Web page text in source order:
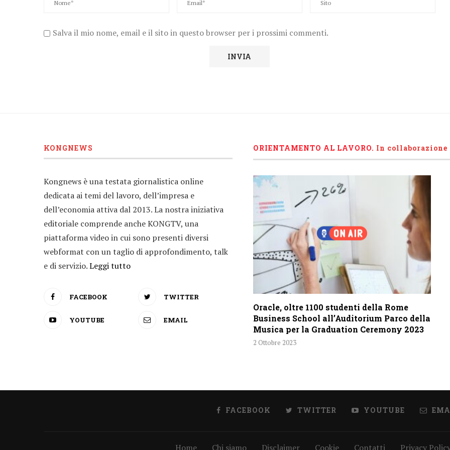
Salva il mio nome, email e il sito in questo browser per i prossimi commenti.
KONGNEWS
Kongnews è una testata giornalistica online
dedicata ai temi del lavoro, dell’impresa e
dell’economia attiva dal 2013. La nostra iniziativa
editoriale comprende anche KONGTV, una
piattaforma video in cui sono presenti diversi
webformat con un taglio di approfondimento, talk
e di servizio.Leggi tutto
FACEBOOK TWITTER
YOUTUBE EMAIL
ORIENTAMENTO AL LAVORO. In collaborazione
Oracle, oltre 1100 studenti della Rome
Business School all’Auditorium Parco della
Musica per la Graduation Ceremony 2023
2 Ottobre 2023
FACEBOOK TWITTER YOUTUBE
Home Chi siamo Disclaimer Cookie Contatti Privacy